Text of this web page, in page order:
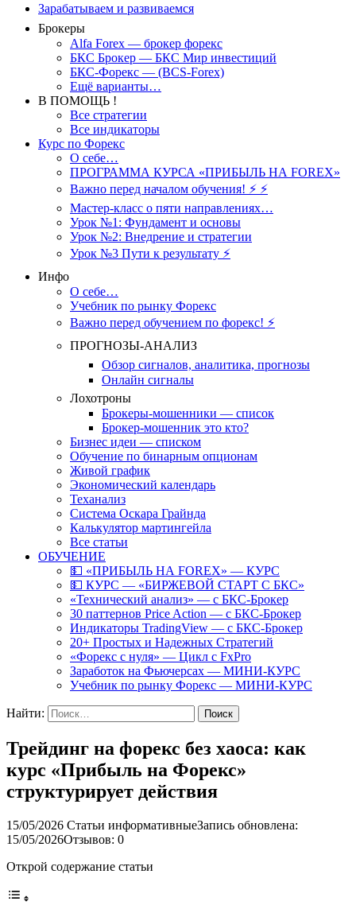
Зарабатываем и развиваемся
Брокеры
Alfa Forex — брокер форекс
БКС Брокер — БКС Мир инвестиций
БКС-Форекс — (BCS-Forex)
Ещё варианты…
В ПОМОЩЬ !
Все стратегии
Все индикаторы
Курс по Форекс
О себе…
ПРОГРАММА КУРСА «ПРИБЫЛЬ НА FOREX»
Важно перед началом обучения! ⚡ ⚡
Мастер-класс о пяти направлениях…
Урок №1: Фундамент и основы
Урок №2: Внедрение и стратегии
Урок №3 Пути к результату ⚡️
Инфо
О себе…
Учебник по рынку Форекс
Важно перед обучением по форекс! ⚡
ПРОГНОЗЫ-АНАЛИЗ
Обзор сигналов, аналитика, прогнозы
Онлайн сигналы
Лохотроны
Брокеры-мошенники — список
Брокер-мошенник это кто?
Бизнес идеи — списком
Обучение по бинарным опционам
Живой график
Экономический календарь
Теханализ
Система Оскара Грайнда
Калькулятор мартингейла
Все статьи
ОБУЧЕНИЕ
💵 «ПРИБЫЛЬ НА FOREX» — КУРС
💵 КУРС — «БИРЖЕВОЙ СТАРТ С БКС»
«Технический анализ» — с БКС-Брокер
30 паттернов Price Action — с БКС-Брокер
Индикаторы TradingView — с БКС-Брокер
20+ Простых и Надежных Стратегий
«Форекс с нуля» — Цикл с FxPro
Заработок на Фьючерсах — МИНИ-КУРС
Учебник по рынку Форекс — МИНИ-КУРС
Найти:
Трейдинг на форекс без хаоса: как
курс «Прибыль на Форекс»
структурирует действия
15/05/2026 Статьи информативныеЗапись обновлена:
15/05/2026Отзывов: 0
Открой содержание статьи